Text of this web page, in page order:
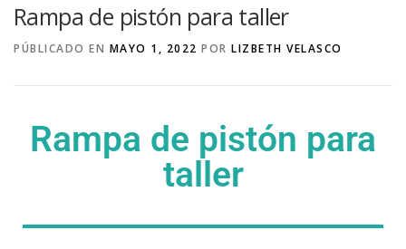
Rampa de pistón para taller
PÚBLICADO EN MAYO 1, 2022 POR LIZBETH VELASCO
Rampa de pistón para
taller